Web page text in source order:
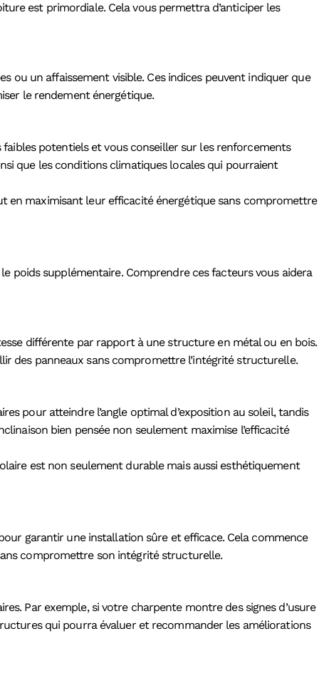
est primordiale. Cela vous permettra d’anticiper les
ou un affaissement visible. Ces indices peuvent indiquer que
le rendement énergétique.
potentiels et vous conseiller sur les renforcements
que les conditions climatiques locales qui pourraient
en maximisant leur efficacité énergétique sans compromettre
poids supplémentaire. Comprendre ces facteurs vous aidera
différente par rapport à une structure en métal ou en bois.
des panneaux sans compromettre l’intégrité structurelle.
pour atteindre l’angle optimal d’exposition au soleil, tandis
bien pensée non seulement maximise l’efficacité
est non seulement durable mais aussi esthétiquement
garantir une installation sûre et efficace. Cela commence
compromettre son intégrité structurelle.
Par exemple, si votre charpente montre des signes d’usure
qui pourra évaluer et recommander les améliorations